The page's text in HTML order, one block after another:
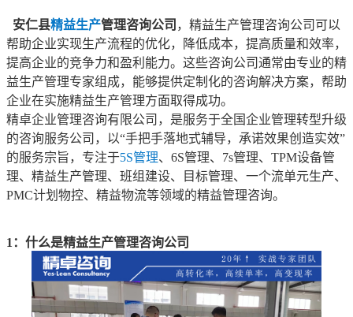
安仁县精益生产管理咨询公司 ，精益生产管理咨询公司可以
帮助企业实现生产流程的优化，降低成本，提高质量和效率，
提高企业的竞争力和盈利能力。这些咨询公司通常由专业的精
益生产管理专家组成，能够提供定制化的咨询解决方案，帮助
企业在实施精益生产管理方面取得成功。
精卓企业管理咨询有限公司，是服务于全国企业管理转型升级
的咨询服务公司，以“手把手落地式辅导，承诺效果创造实效”
的服务宗旨，专注于5S管理、6S管理、7s管理、TPM设备管
理、精益生产管理、班组建设、目标管理、一个流单元生产、
PMC计划物控、精益物流等领域的精益管理咨询。
1：什么是精益生产管理咨询公司